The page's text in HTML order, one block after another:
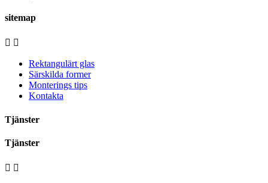
sitemap
 
Rektangulärt glas
Särskilda former
Monterings tips
Kontakta
Tjänster
Tjänster
 